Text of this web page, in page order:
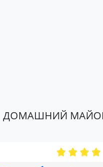
ДОМАШНИЙ